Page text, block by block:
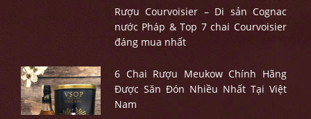
Rượu Courvoisier – Di sản Cognac
nước Pháp & Top 7 chai Courvoisier
đáng mua nhất
6 Chai Rượu Meukow Chính Hãng
Được Săn Đón Nhiều Nhất Tại Việt
Nam